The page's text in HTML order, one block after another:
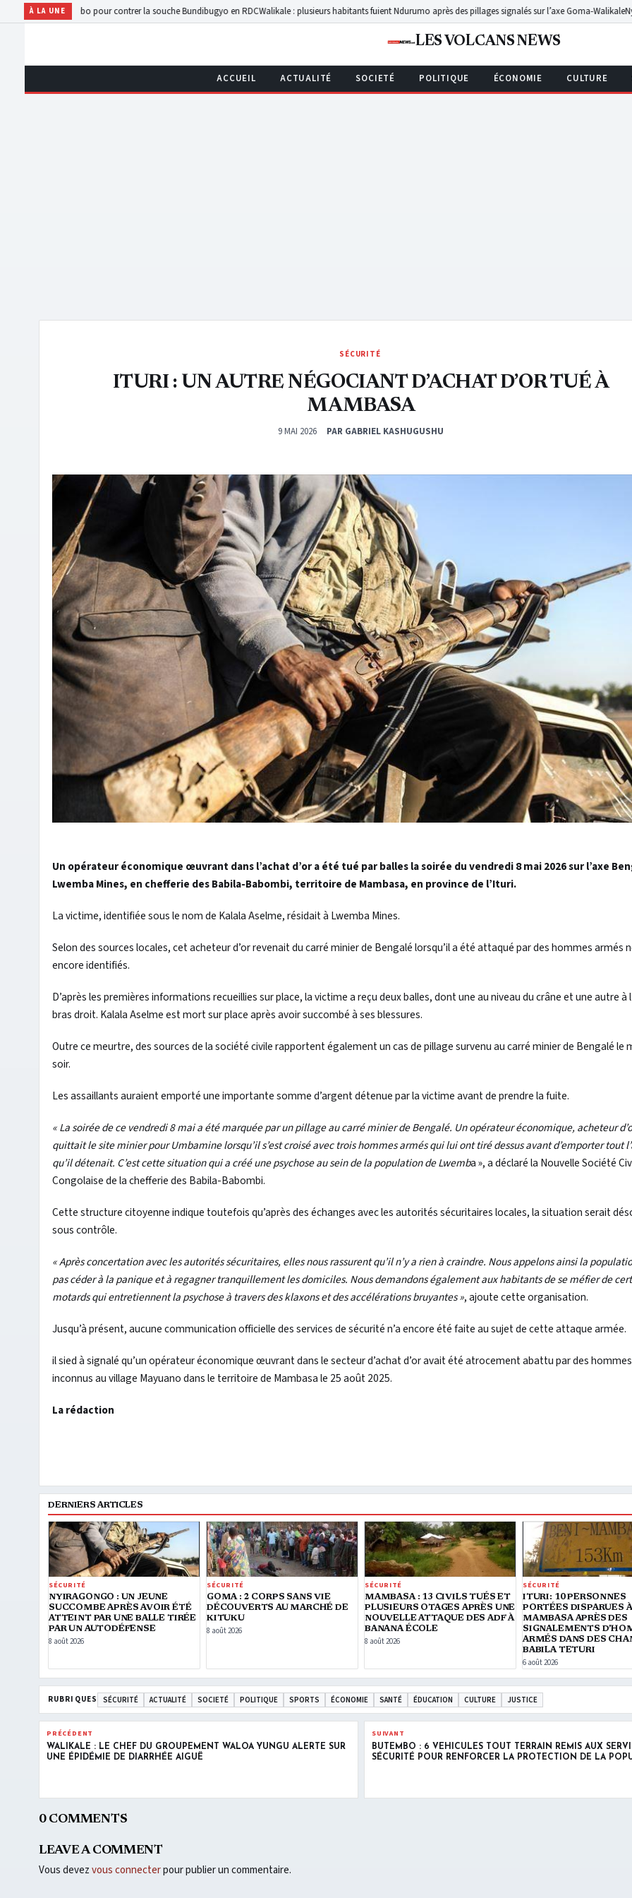
À LA UNE
Ervebo pour contrer la souche Bundibugyo en RDCWalikale : plusieurs habitants fuient Ndurumo après des pillages signalés sur l’axe Goma-WalikaleNyiragongo :
ACCUEIL ACTUALITÉ SOCIETÉ POLITIQUE ÉCONOMIE CULTURE
LES VOLCANS NEWS
SÉCURITÉ
ITURI : UN AUTRE NÉGOCIANT D’ACHAT D’OR TUÉ À
MAMBASA
9 MAI 2026 PAR GABRIEL KASHUGUSHU
Un opérateur économique œuvrant dans l’achat d’or a été tué par balles la soirée du vendredi 8 mai 2026 sur l’axe
Lwemba Mines, en chefferie des Babila-Babombi, territoire de Mambasa, en province de l’Ituri.
La victime, identifiée sous le nom de Kalala Aselme, résidait à Lwemba Mines.
Selon des sources locales, cet acheteur d’or revenait du carré minier de Bengalé lorsqu’il a été attaqué par des hommes armés
encore identifiés.
D’après les premières informations recueillies sur place, la victime a reçu deux balles, dont une au niveau du crâne et une autre à
bras droit. Kalala Aselme est mort sur place après avoir succombé à ses blessures.
Outre ce meurtre, des sources de la société civile rapportent également un cas de pillage survenu au carré minier de Bengalé le
soir.
Les assaillants auraient emporté une importante somme d’argent détenue par la victime avant de prendre la fuite.
« La soirée de ce vendredi 8 mai a été marquée par un pillage au carré minier de Bengalé. Un opérateur économique, acheteur
quittait le site minier pour Umbamine lorsqu’il s’est croisé avec trois hommes armés qui lui ont tiré dessus avant d’emporter tout
qu’il détenait. C’est cette situation qui a créé une psychose au sein de la population de Lwemba », a déclaré la Nouvelle Société
Congolaise de la chefferie des Babila-Babombi.
Cette structure citoyenne indique toutefois qu’après des échanges avec les autorités sécuritaires locales, la situation serait
sous contrôle.
« Après concertation avec les autorités sécuritaires, elles nous rassurent qu’il n’y a rien à craindre. Nous appelons ainsi la
pas céder à la panique et à regagner tranquillement les domiciles. Nous demandons également aux habitants de se méfier de
motards qui entretiennent la psychose à travers des klaxons et des accélérations bruyantes », ajoute cette organisation.
Jusqu’à présent, aucune communication officielle des services de sécurité n’a encore été faite au sujet de cette attaque armée.
il sied à signalé qu’un opérateur économique œuvrant dans le secteur d’achat d’or avait été atrocement abattu par des
inconnus au village Mayuano dans le territoire de Mambasa le 25 août 2025.
La rédaction
DERNIERS ARTICLES
SÉCURITÉ
NYIRAGONGO : UN JEUNE
SUCCOMBE APRÈS AVOIR ÉTÉ
ATTEINT PAR UNE BALLE TIRÉE
PAR UN AUTODÉFENSE
8 août 2026
SÉCURITÉ
GOMA : 2 CORPS SANS VIE
DÉCOUVERTS AU MARCHÉ DE
KITUKU
8 août 2026
SÉCURITÉ
MAMBASA : 13 CIVILS TUÉS ET
PLUSIEURS OTAGES APRÈS UNE
NOUVELLE ATTAQUE DES ADF À
BANANA ÉCOLE
8 août 2026
SÉCURITÉ
ITURI: 10 PERSONNES
PORTÉES DISPARUES À
MAMBASA APRÈS DES
SIGNALEMENTS
ARMÉS DANS DES
BABILA TETURI
6 août 2026
RUBRIQUES SÉCURITÉ ACTUALITÉ SOCIETÉ POLITIQUE SPORTS ÉCONOMIE SANTÉ ÉDUCATION CULTURE JUSTICE
PRÉCÉDENT
WALIKALE : LE CHEF DU GROUPEMENT WALOA YUNGU ALERTE SUR
UNE ÉPIDÉMIE DE DIARRHÉE AIGUË
SUIVANT
BUTEMBO : 6 VÉHICULES TOUT TERRAIN REMIS AUX
SÉCURITÉ POUR RENFORCER LA PROTECTION DE LA
0 COMMENTS
LEAVE A COMMENT
Vous devezvous connecterpour publier un commentaire.